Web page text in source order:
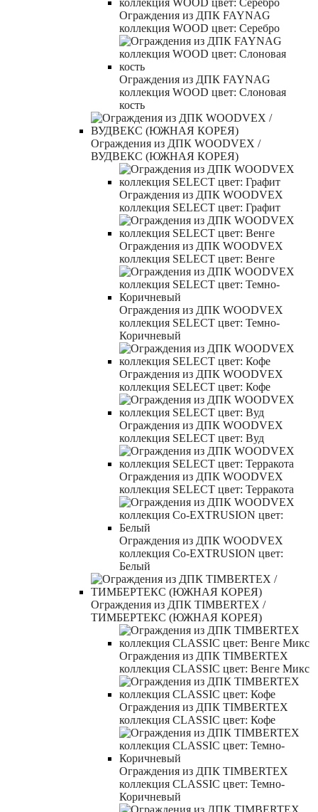
Ограждения из ДПК FAYNAG
коллекция WOOD цвет: Серебро
Ограждения из ДПК FAYNAG
коллекция WOOD цвет: Слоновая
кость
Ограждения из ДПК WOODVEX /
ВУДВЕКС (ЮЖНАЯ КОРЕЯ)
Ограждения из ДПК WOODVEX
коллекция SELECT цвет: Графит
Ограждения из ДПК WOODVEX
коллекция SELECT цвет: Венге
Ограждения из ДПК WOODVEX
коллекция SELECT цвет: Темно-
Коричневый
Ограждения из ДПК WOODVEX
коллекция SELECT цвет: Кофе
Ограждения из ДПК WOODVEX
коллекция SELECT цвет: Вуд
Ограждения из ДПК WOODVEX
коллекция SELECT цвет: Терракота
Ограждения из ДПК WOODVEX
коллекция Co-EXTRUSION цвет:
Белый
Ограждения из ДПК TIMBERTEX /
ТИМБЕРТЕКС (ЮЖНАЯ КОРЕЯ)
Ограждения из ДПК TIMBERTEX
коллекция CLASSIC цвет: Венге Микс
Ограждения из ДПК TIMBERTEX
коллекция CLASSIC цвет: Кофе
Ограждения из ДПК TIMBERTEX
коллекция CLASSIC цвет: Темно-
Коричневый